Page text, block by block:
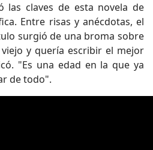
las claves de esta novela de
Entre risas y anécdotas, el
surgió de una broma sobre
y quería escribir el mejor
"Es una edad en la que ya
de todo".